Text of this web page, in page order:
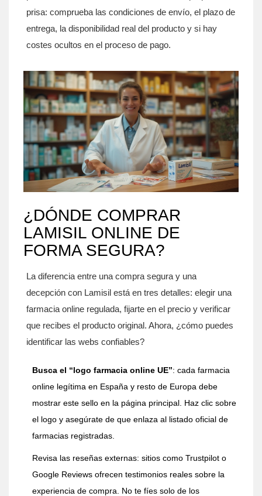
prisa: comprueba las condiciones de envío, el plazo de
entrega, la disponibilidad real del producto y si hay
costes ocultos en el proceso de pago.
¿DÓNDE COMPRAR
LAMISIL ONLINE DE
FORMA SEGURA?
La diferencia entre una compra segura y una
decepción con Lamisil está en tres detalles: elegir una
farmacia online regulada, fijarte en el precio y verificar
que recibes el producto original. Ahora, ¿cómo puedes
identificar las webs confiables?
Busca el “logo farmacia online UE”: cada farmacia
online legítima en España y resto de Europa debe
mostrar este sello en la página principal. Haz clic sobre
el logo y asegúrate de que enlaza al listado oficial de
farmacias registradas.
Revisa las reseñas externas: sitios como Trustpilot o
Google Reviews ofrecen testimonios reales sobre la
experiencia de compra. No te fíes solo de los